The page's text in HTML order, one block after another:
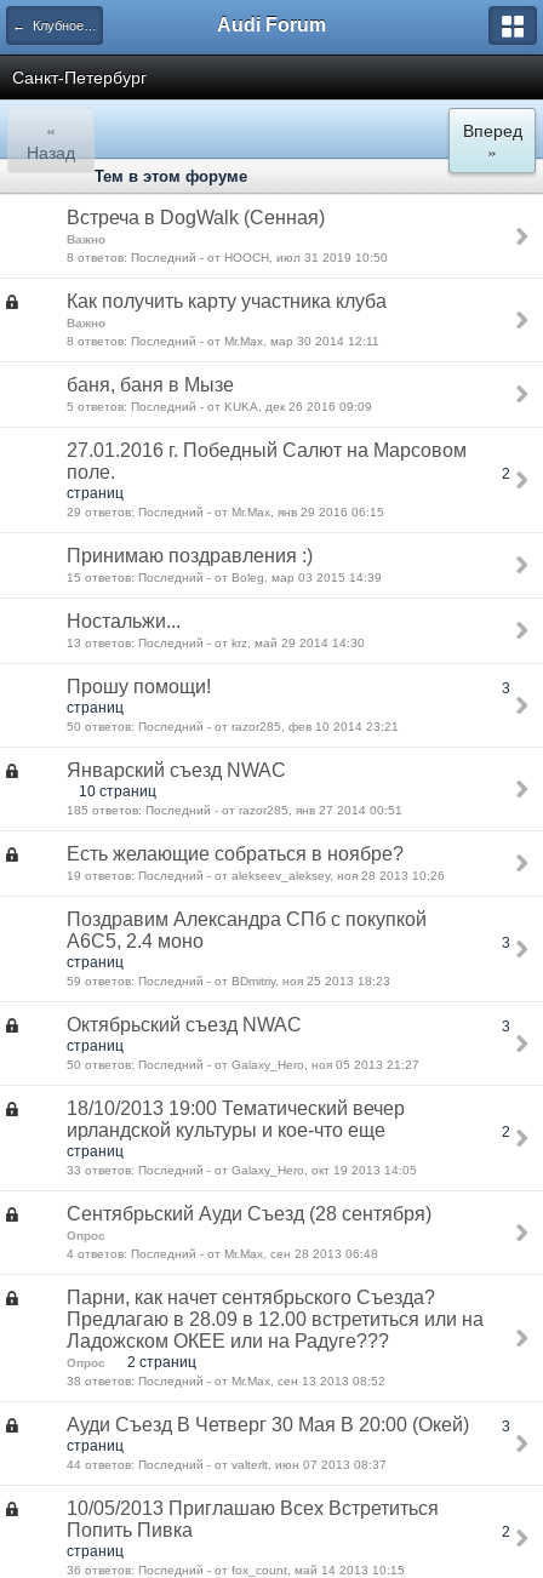
← Клубное общение Audi Forum
Санкт-Петербург
«
Назад
Вперед
»
Тем в этом форуме
Встреча в DogWalk (Сенная)
Важно
8 ответов: Последний - от HOOCH, июл 31 2019 10:50
Как получить карту участника клуба
Важно
8 ответов: Последний - от Mr.Max, мар 30 2014 12:11
баня, баня в Мызе
5 ответов: Последний - от KUKA, дек 26 2016 09:09
27.01.2016 г. Победный Салют на Марсовом
поле.
2
страниц
29 ответов: Последний - от Mr.Max, янв 29 2016 06:15
Принимаю поздравления :)
15 ответов: Последний - от Boleg, мар 03 2015 14:39
Ностальжи...
13 ответов: Последний - от krz, май 29 2014 14:30
Прошу помощи!
3
страниц
50 ответов: Последний - от razor285, фев 10 2014 23:21
Январский съезд NWAC
10 страниц
185 ответов: Последний - от razor285, янв 27 2014 00:51
Есть желающие собраться в ноябре?
19 ответов: Последний - от alekseev_aleksey, ноя 28 2013 10:26
Поздравим Александра СПб с покупкой
А6С5, 2.4 моно
3
страниц
59 ответов: Последний - от BDmitriy, ноя 25 2013 18:23
Октябрьский съезд NWAC
3
страниц
50 ответов: Последний - от Galaxy_Hero, ноя 05 2013 21:27
18/10/2013 19:00 Тематический вечер
ирландской культуры и кое-что еще
2
страниц
33 ответов: Последний - от Galaxy_Hero, окт 19 2013 14:05
Сентябрьский Ауди Съезд (28 сентября)
Опрос
4 ответов: Последний - от Mr.Max, сен 28 2013 06:48
Парни, как начет сентябрьского Съезда?
Предлагаю в 28.09 в 12.00 встретиться или на
Ладожском ОКЕЕ или на Радуге???
Опрос 2 страниц
38 ответов: Последний - от Mr.Max, сен 13 2013 08:52
Ауди Съезд В Четверг 30 Мая В 20:00 (Окей)
3
страниц
44 ответов: Последний - от valterlt, июн 07 2013 08:37
10/05/2013 Приглашаю Всех Встретиться
Попить Пивка
2
страниц
36 ответов: Последний - от fox_count, май 14 2013 10:15